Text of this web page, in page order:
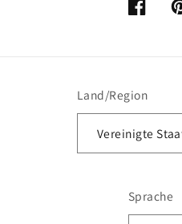
Land/Region
Vereinigte
Sprache